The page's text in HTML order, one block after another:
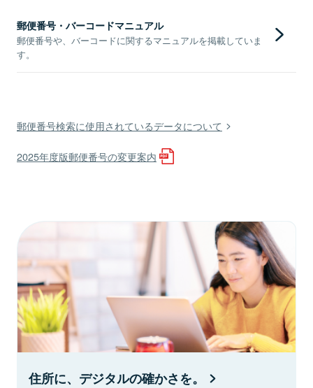
郵便番号・バーコードマニュアル
郵便番号や、バーコードに関するマニュアルを掲載していま
す。
郵便番号検索に使用されているデータについて
2025年度版郵便番号の変更案内
住所に、デジタルの確かさを。